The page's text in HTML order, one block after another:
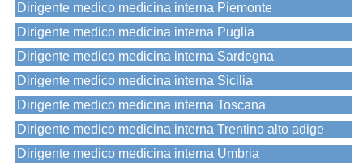
Dirigente medico medicina interna Piemonte
Dirigente medico medicina interna Puglia
Dirigente medico medicina interna Sardegna
Dirigente medico medicina interna Sicilia
Dirigente medico medicina interna Toscana
Dirigente medico medicina interna Trentino alto adige
Dirigente medico medicina interna Umbria